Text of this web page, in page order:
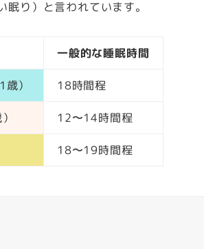
眠り）と言われています。
一般的な睡眠時間
） 18時間程
12〜14時間程
18〜19時間程